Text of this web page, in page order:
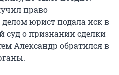
право
юрист подала иск в
о признании сделки
Александр обратился в